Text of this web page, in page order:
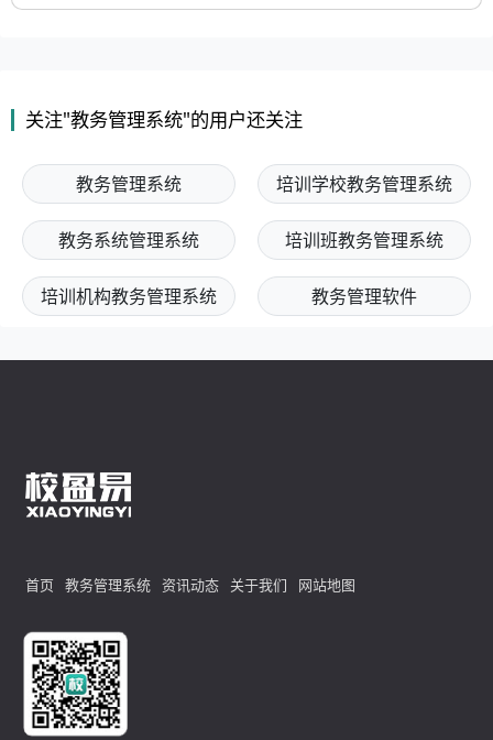
关注"教务管理系统"的用户还关注
教务管理系统 培训学校教务管理系统
教务系统管理系统 培训班教务管理系统
培训机构教务管理系统 教务管理软件
首页 教务管理系统 资讯动态 关于我们 网站地图